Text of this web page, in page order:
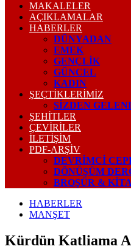
MAKALELER
AÇIKLAMALAR
HABERLER
DÜNYADAN
EMEK
GENÇLİK
GÜNCEL
KADIN
ŞEÇTİKLERİMİZ
SİZDEN
ŞEHİTLER
ÇEVİRİLER
İLETİŞİM
PDF-ARŞIV
DEVRIMCI
DÖNÜŞÜM
BROŞÜR &
HABERLER
MANŞET
Kürdün Katliama